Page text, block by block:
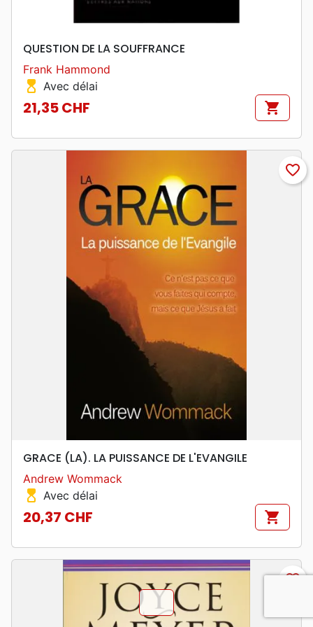
QUESTION DE LA SOUFFRANCE
Frank Hammond
hourglass_top Avec délai
Prix
21,35 CHF shopping_cart
favorite_border
GRACE (LA). LA PUISSANCE DE L'EVANGILE
Andrew Wommack
hourglass_top Avec délai
Prix
20,37 CHF shopping_cart
favorite_border